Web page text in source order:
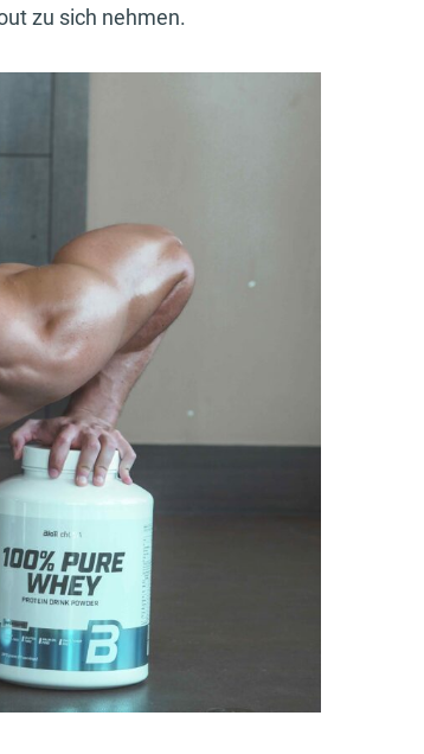
zu sich nehmen.